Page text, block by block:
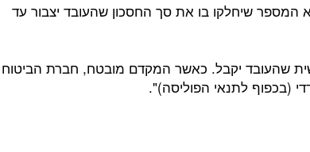
שיחלקו בו את סך החסכון שהעובד יצבור עד
שהעובד יקבל. כאשר המקדם מובטח, חברת הביטוח
(בכפוף לתנאי הפוליסה)".